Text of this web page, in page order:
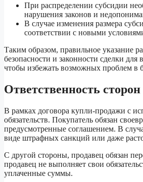
При распределении субсидии
нарушения законов и
В случае изменения размера
соответствии с новыми
Таким образом, правильное указание
безопасности и законности сделки
чтобы избежать возможных проблем в
Ответственность
В рамках договора купли-продажи с
обязательств. Покупатель обязан
предусмотренные соглашением. В
виде штрафных санкций или даже
С другой стороны, продавец обязан
продавец не выполняет свои
уплаченные суммы.